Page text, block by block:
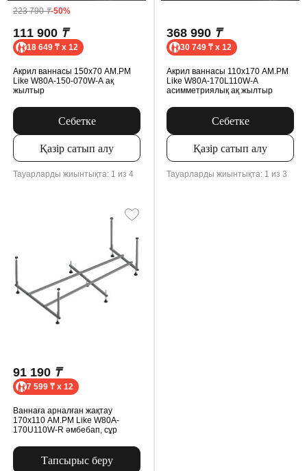
223 790₸-50%
111 900 ₸
18 649 ₸ x 12
Акрил ваннасы 150x70 AM.PM
Like W80A-150-070W-A ақ
жылтыр
Себетке
Қазір сатып алу
Тауарларды жиынтықта: 1 из 4
368 990 ₸
30 749 ₸ x 12
Акрил ваннасы 110x170 AM.PM
Like W80A-170L110W-A
асимметриялық ақ жылтыр
Себетке
Қазір сатып алу
Тауарларды жиынтықта: 1 из 3
91 190 ₸
7 599 ₸ x 12
Ваннаға арналған жақтау
170x110 AM.PM Like W80A-
170U110W-R әмбебап, сұр
Тапсырыс беру